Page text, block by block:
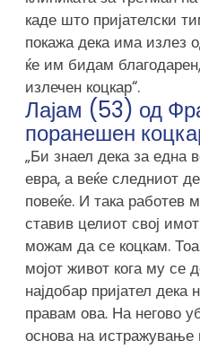
каде што пријателски
покажа дека има излез
ќе им бидам
излечен коцкар“.
Лајам (53) од
поранешен
„Би знаел дека за една
евра, а веќе следниот
повеќе. И така работев
ставив целиот свој
можам да се коцкам.
мојот живот кога му се
најдобар пријател
правам ова. На негово
основа на истражување